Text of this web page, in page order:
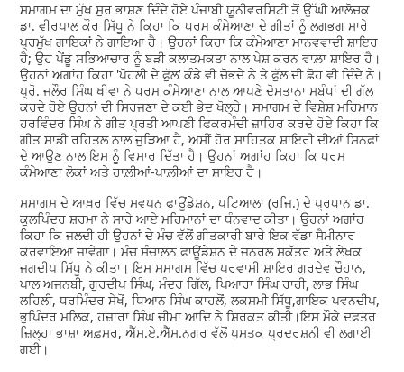
ਸਮਾਗਮ ਦਾ ਮੁੱਖ ਸੁਰ ਭਾਸ਼ਣ ਦਿੰਦੇ ਹੋਏ ਪੰਜਾਬੀ ਯੂਨੀਵਰਸਿਟੀ ਤੋਂ ਉੱਘੀ ਆਲੋਚਕ
ਡਾ. ਵੀਰਪਾਲ ਕੌਰ ਸਿੱਧੂ ਨੇ ਕਿਹਾ ਕਿ ਧਰਮ ਕੰਮੇਆਣਾ ਦੇ ਗੀਤਾਂ ਨੂੰ ਲਗਭਗ ਸਾਰੇ
ਪ੍ਰਮੁੱਖ ਗਾਇਕਾਂ ਨੇ ਗਾਇਆ ਹੈ। ਉਹਨਾਂ ਕਿਹਾ ਕਿ ਕੰਮੇਆਣਾ ਮਾਨਵਵਾਦੀ ਸ਼ਾਇਰ
ਹੈ; ਉਹ ਪੇਂਡੂ ਸਭਿਆਚਾਰ ਨੂੰ ਬੜੀ ਕਲਾਤਮਕਤਾ ਨਾਲ ਪੇਸ਼ ਕਰਨ ਵਾਲ਼ਾ ਸ਼ਾਇਰ ਹੈ।
ਉਹਨਾਂ ਅਗਾਂਹ ਕਿਹਾ 'ਪੋਹਲੀ ਦੇ ਫੁੱਲ’ ਕੰਡੇ ਵੀ ਚੋਭਦੇ ਨੇ ਤੇ ਫੁੱਲ ਦੀ ਛੋਹ ਵੀ ਦਿੰਦੇ ਨੇ।
ਪ੍ਰੋ. ਜਲੌਰ ਸਿੰਘ ਖੀਵਾ ਨੇ ਧਰਮ ਕੰਮੇਆਣਾ ਨਾਲ ਆਪਣੇ ਦੋਸਤਾਨਾ ਸਬੰਧਾਂ ਦੀ ਗੱਲ
ਕਰਦੇ ਹੋਏ ਉਹਨਾਂ ਦੀ ਸਿਰਜਣਾ ਦੇ ਕਈ ਭੇਦ ਖੋਲ੍ਹੇ। ਸਮਾਗਮ ਦੇ ਵਿਸ਼ੇਸ਼ ਮਹਿਮਾਨ
ਹਰਵਿੰਦਰ ਸਿੰਘ ਨੇ ਗੀਤ ਪ੍ਰਤੀ ਆਪਣੀ ਫਿਕਰਮੰਦੀ ਜ਼ਾਹਿਰ ਕਰਦੇ ਹੋਏ ਕਿਹਾ ਕਿ
ਗੀਤ ਸਾਡੀ ਰਹਿਤਲ ਨਾਲ ਜੁੜਿਆ ਹੈ, ਅਸੀਂ ਹੋਰ ਸਾਹਿਤਕ ਸ਼ਾਇਰੀ ਦੀਆਂ ਸਿਨਫ਼ਾਂ
ਦੇ ਆਉਣ ਨਾਲ ਇਸ ਨੂੰ ਵਿਸਾਰ ਦਿੱਤਾ ਹੈ। ਉਹਨਾਂ ਅਗਾਂਹ ਕਿਹਾ ਕਿ ਧਰਮ
ਕੰਮੇਆਣਾ ਲੋਕਾਂ ਅਤੇ ਹਾਲ਼ੀਆਂ-ਪਾਲ਼ੀਆਂ ਦਾ ਸ਼ਾਇਰ ਹੈ।
ਸਮਾਗਮ ਦੇ ਆਖ਼ਰ ਵਿੱਚ ਸਵਪਨ ਫਾਊਂਡੇਸ਼ਨ, ਪਟਿਆਲਾ (ਰਜਿ.) ਦੇ ਪ੍ਰਧਾਨ ਡਾ.
ਕੁਲਪਿੰਦਰ ਸ਼ਰਮਾ ਨੇ ਸਾਰੇ ਆਏ ਮਹਿਮਾਨਾਂ ਦਾ ਧੰਨਵਾਦ ਕੀਤਾ। ਉਹਨਾਂ ਅਗਾਂਹ
ਕਿਹਾ ਕਿ ਜਲਦੀ ਹੀ ਉਹਨਾਂ ਦੇ ਮੰਚ ਵੱਲੋਂ ਗੀਤਕਾਰੀ ਬਾਰੇ ਇਕ ਵੱਡਾ ਸੈਮੀਨਾਰ
ਕਰਵਾਇਆ ਜਾਵੇਗਾ। ਮੰਚ ਸੰਚਾਲਨ ਫਾਊਂਡੇਸ਼ਨ ਦੇ ਜਨਰਲ ਸਕੱਤਰ ਅਤੇ ਲੇਖਕ
ਜਗਦੀਪ ਸਿੱਧੂ ਨੇ ਕੀਤਾ। ਇਸ ਸਮਾਗਮ ਵਿੱਚ ਪਰਵਾਸੀ ਸ਼ਾਇਰ ਗੁਰਦੇਵ ਚੌਹਾਨ,
ਪਾਲ ਅਜਨਬੀ, ਗੁਰਦੀਪ ਸਿੰਘ, ਮੰਦਰ ਗਿੱਲ, ਪਿਆਰਾ ਸਿੰਘ ਰਾਹੀ, ਲਾਭ ਸਿੰਘ
ਲਹਿਲੀ, ਧਰਮਿੰਦਰ ਸੇਖੋਂ, ਧਿਆਨ ਸਿੰਘ ਕਾਹਲੋਂ, ਲਕਸ਼ਮੀ ਸਿੱਧੂ,ਗਾਇਕ ਪਵਨਦੀਪ,
ਭੁਪਿੰਦਰ ਮਲਿਕ, ਹਜ਼ਾਰਾ ਸਿੰਘ ਚੀਮਾ ਆਦਿ ਨੇ ਸ਼ਿਰਕਤ ਕੀਤੀ।ਇਸ ਮੌਕੇ ਦਫ਼ਤਰ
ਜ਼ਿਲ੍ਹਾ ਭਾਸ਼ਾ ਅਫ਼ਸਰ, ਐੱਸ.ਏ.ਐੱਸ.ਨਗਰ ਵੱਲੋਂ ਪੁਸਤਕ ਪ੍ਰਦਰਸ਼ਨੀ ਵੀ ਲਗਾਈ
ਗਈ।